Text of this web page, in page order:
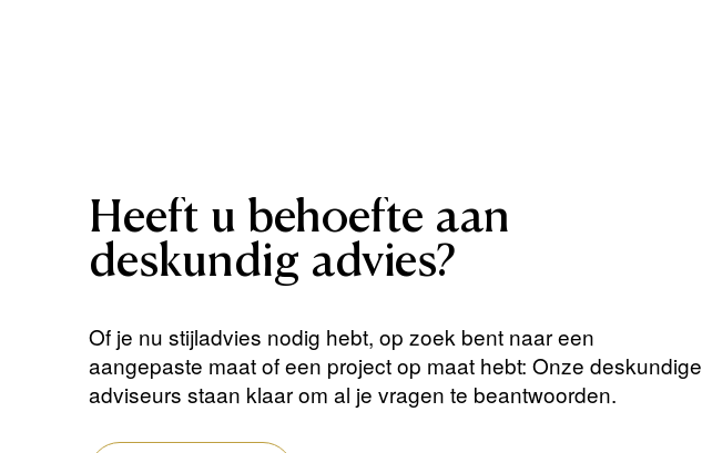
Heeft u behoefte aan
deskundig advies?
Of je nu stijladvies nodig hebt, op zoek bent naar een
aangepaste maat of een project op maat hebt: Onze deskundige
adviseurs staan ​​klaar om al je vragen te beantwoorden.